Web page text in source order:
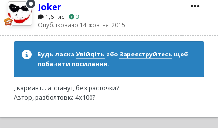
Joker
1,6 тис
3
Опубліковано 14 жовтня, 2015
Будь ласка Увійдіть або Зареєструйтесь щоб
побачити посилання.
, вариант... а станут, без расточки?
Автор, разболтовка 4х100?